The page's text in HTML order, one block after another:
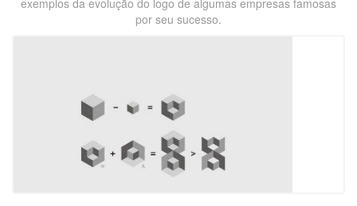
exemplos da evolução do logo de algumas empresas famosas
por seu sucesso.